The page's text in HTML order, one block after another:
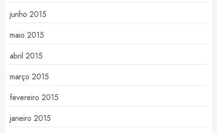
junho 2015
maio 2015
abril 2015
março 2015
fevereiro 2015
janeiro 2015